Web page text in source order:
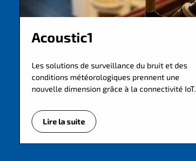
Acoustic1
Les solutions de surveillance du bruit et des
conditions météorologiques prennent une
nouvelle dimension grâce à la connectivité IoT.
Lire la suite